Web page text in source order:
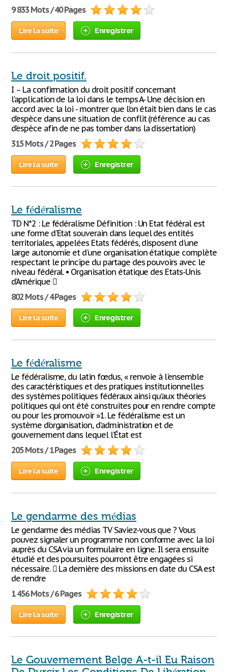
9 833 Mots / 40 Pages
Lire la suite Enregistrer
Le droit positif.
I – La confirmation du droit positif concernant
l’application de la loi dans le temps A- Une décision en
accord avec la loi - montrer que l’on était bien dans le cas
d’espèce dans une situation de conflit (référence au cas
d’espèce afin de ne pas tomber dans la dissertation)
315 Mots / 2 Pages
Lire la suite Enregistrer
Le fédéralisme
TD N*2 : Le fédéralisme Définition : Un Etat fédéral est
une forme d'Etat souverain dans lequel des entités
territoriales, appelées Etats fédérés, disposent d'une
large autonomie et d'une organisation étatique complète
respectant le principe du partage des pouvoirs avec le
niveau fédéral. • Organisation étatique des Etats-Unis
d’Amérique 
802 Mots / 4 Pages
Lire la suite Enregistrer
Le fédéralisme
Le fédéralisme, du latin fœdus, « renvoie à l'ensemble
des caractéristiques et des pratiques institutionnelles
des systèmes politiques fédéraux ainsi qu’aux théories
politiques qui ont été construites pour en rendre compte
ou pour les promouvoir »1. Le fédéralisme est un
système d’organisation, d’administration et de
gouvernement dans lequel l’État est
205 Mots / 1 Pages
Lire la suite Enregistrer
Le gendarme des médias
Le gendarme des médias TV Saviez-vous que ? Vous
pouvez signaler un programme non conforme avec la loi
auprès du CSA via un formulaire en ligne. Il sera ensuite
étudié et des poursuites pourront être engagées si
nécessaire.  La dernière des missions en date du CSA est
de rendre
1 456 Mots / 6 Pages
Lire la suite Enregistrer
Le Gouvernement Belge A-t-il Eu Raison